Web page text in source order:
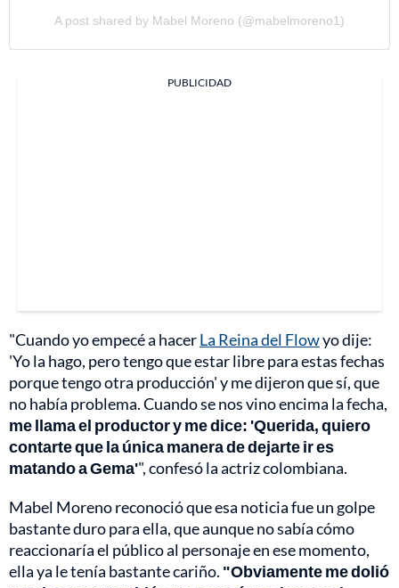
A post shared by Mabel Moreno (@mabelmoreno1)
PUBLICIDAD
"Cuando yo empecé a hacerLa Reina del Flowyo dije:
'Yo la hago, pero tengo que estar libre para estas fechas
porque tengo otra producción' y me dijeron que sí, que
no había problema. Cuando se nos vino encima la fecha,
me llama el productor y me dice: 'Querida, quiero
contarte que la única manera de dejarte ir es
matando a Gema'", confesó la actriz colombiana.
Mabel Moreno reconoció que esa noticia fue un golpe
bastante duro para ella, que aunque no sabía cómo
reaccionaría el público al personaje en ese momento,
ella ya le tenía bastante cariño. "Obviamente me dolió